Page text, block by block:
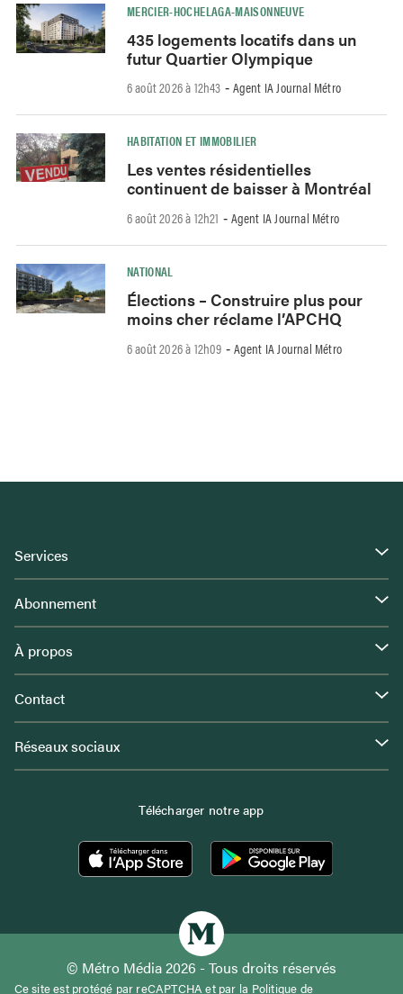
MERCIER-HOCHELAGA-MAISONNEUVE
435 logements locatifs dans un
futur Quartier Olympique
6 août 2026 à 12h43 - Agent IA Journal Métro
HABITATION ET IMMOBILIER
Les ventes résidentielles
continuent de baisser à Montréal
6 août 2026 à 12h21 - Agent IA Journal Métro
NATIONAL
Élections – Construire plus pour
moins cher réclame l’APCHQ
6 août 2026 à 12h09 - Agent IA Journal Métro
Services
Abonnement
À propos
Contact
Réseaux sociaux
Télécharger notre app
© Métro Média 2026 - Tous droits réservés
Ce site est protégé par reCAPTCHA et par la Politique de